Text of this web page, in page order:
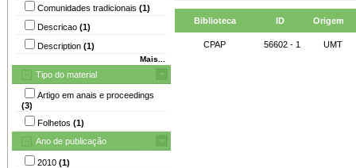
Comunidades tradicionais (1)
Descricao (1)
Description (1)
Mais...
Tipo do material
Artigo em anais e proceedings
(3)
Folhetos (1)
Ano de publicação
2010 (1)
Biblioteca ID Origem
CPAP 56602 - 1 UMT